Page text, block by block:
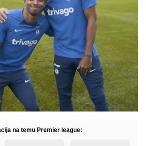
na temu Premier league: